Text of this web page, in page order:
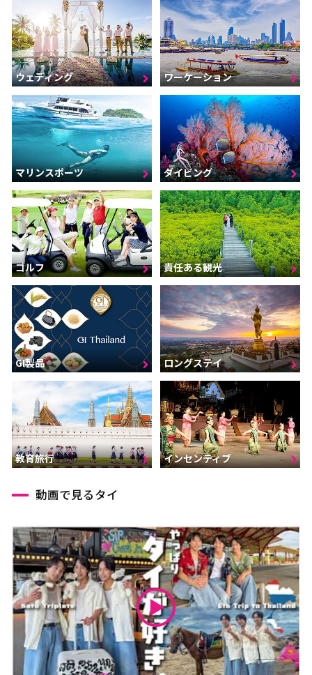
ウェディング ワーケーション
マリンスポーツ ダイビング
ゴルフ 責任ある観光
GI製品 ロングステイ
教育旅行 インセンティブ
動画で見るタイ